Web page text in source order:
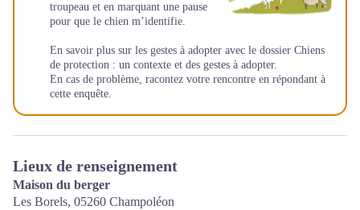
troupeau et en marquant une pause
pour que le chien m’identifie.
En savoir plus sur les gestes à adopter avec le dossier Chiens
de protection : un contexte et des gestes à adopter.
En cas de problème, racontez votre rencontre en répondant à
cette enquête.
Lieux de renseignement
Maison du berger
Les Borels, 05260 Champoléon